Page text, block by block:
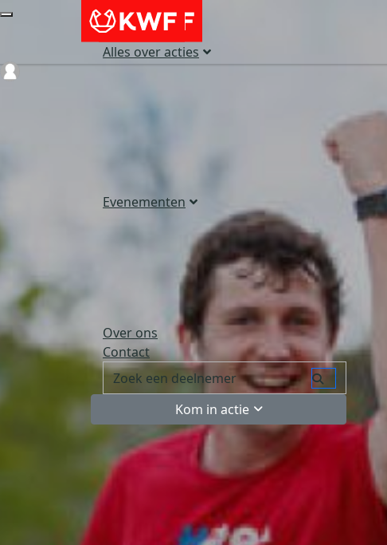
Alles over acties
Evenementen
Over ons
Contact
Kom in actie